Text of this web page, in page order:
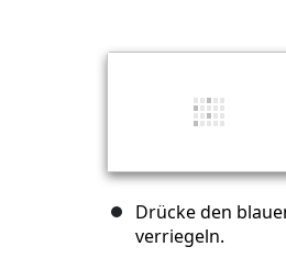
Drücke den
verriegeln.